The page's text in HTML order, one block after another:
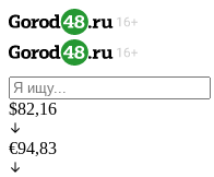
$82,16
€94,83